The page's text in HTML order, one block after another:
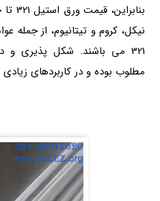
نیکل، کروم و تیتانیوم، از جمله
مطلوب بوده و در کاربردهای